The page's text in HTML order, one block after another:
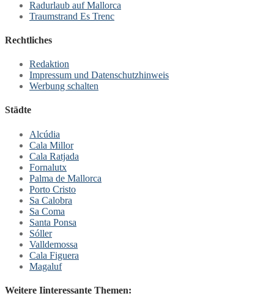
Radurlaub auf Mallorca
Traumstrand Es Trenc
Rechtliches
Redaktion
Impressum und Datenschutzhinweis
Werbung schalten
Städte
Alcúdia
Cala Millor
Cala Ratjada
Fornalutx
Palma de Mallorca
Porto Cristo
Sa Calobra
Sa Coma
Santa Ponsa
Sóller
Valldemossa
Cala Figuera
Magaluf
Weitere Iinteressante Themen: